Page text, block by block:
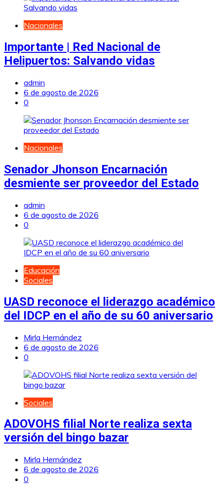
Nacionales
Importante | Red Nacional de
Helipuertos: Salvando vidas
admin
6 de agosto de 2026
0
Nacionales
Senador Jhonson Encarnación
desmiente ser proveedor del Estado
admin
6 de agosto de 2026
0
Educación
Sociales
UASD reconoce el liderazgo académico
del IDCP en el año de su 60 aniversario
Mirla Hernández
6 de agosto de 2026
0
Sociales
ADOVOHS filial Norte realiza sexta
versión del bingo bazar
Mirla Hernández
6 de agosto de 2026
0